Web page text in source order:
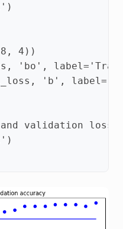
)
8 , 4 ))
, 'bo' , label=
, 'b' , label=
validation loss'
)